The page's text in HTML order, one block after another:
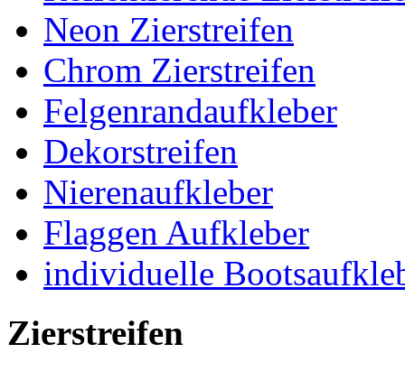
Neon Zierstreifen
Chrom Zierstreifen
Felgenrandaufkleber
Dekorstreifen
Nierenaufkleber
Flaggen Aufkleber
individuelle
Zierstreifen